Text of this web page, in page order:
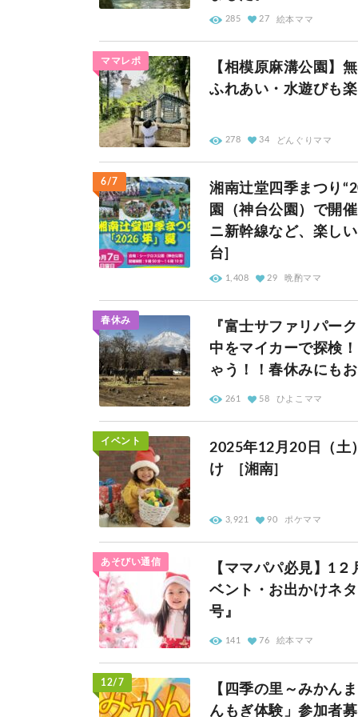
285 27 絵本ママ
ママレポ
【相模原麻溝公園】
ふれあい・水遊びも
278 34 どんぐりママ
6/7
湘南辻堂四季まつり
園（神台公園）で開
ニ新幹線など、楽し
台]
1,408 29 晩酌ママ
春休み
『富士サファリパー
中をマイカーで探検
ゃう！！春休みにも
261 58 ひよこママ
イベント
2025年12月20日（土
け [湘南]
3,921 90 ポケママ
あそびい通信
【ママパパ必見】1
ベント・お出かけネ
号』
141 76 絵本ママ
12/7
【四季の里～みかん
んもぎ体験」参加者